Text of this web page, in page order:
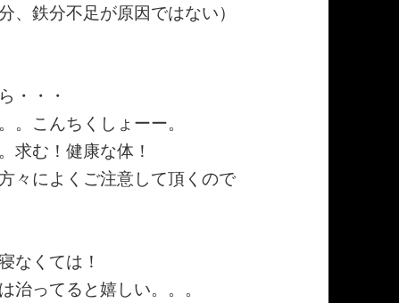
鉄分不足が原因ではない）
・・・
。こんちくしょーー。
求む！健康な体！
々によくご注意して頂くので
なくては！
治ってると嬉しい。。。